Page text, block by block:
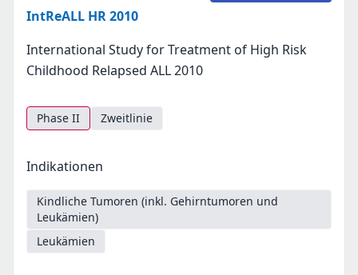
IntReALL HR 2010
International Study for Treatment of High Risk
Childhood Relapsed ALL 2010
Phase II Zweitlinie
Indikationen
Kindliche Tumoren (inkl. Gehirntumoren und
Leukämien)
Leukämien